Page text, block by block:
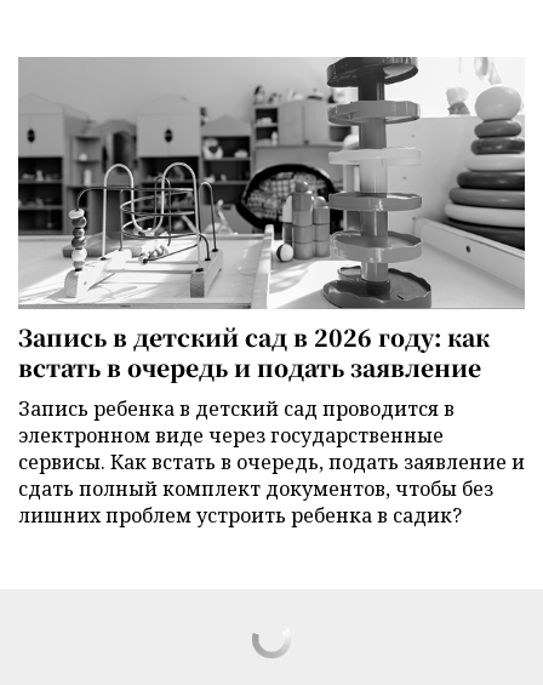
Запись в детский сад в 2026 году: как
встать в очередь и подать заявление
Запись ребенка в детский сад проводится в
электронном виде через государственные
сервисы. Как встать в очередь, подать заявление и
сдать полный комплект документов, чтобы без
лишних проблем устроить ребенка в садик?